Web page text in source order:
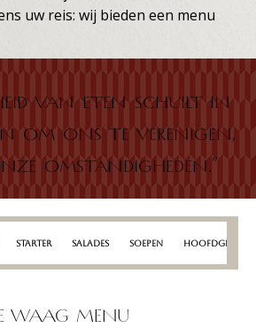
uw reis: wij bieden een menu
van eten schuilt in
om ons te verenigen,
omstandigheden.”
STARTER SALADES SOEPEN
WAAG MENU